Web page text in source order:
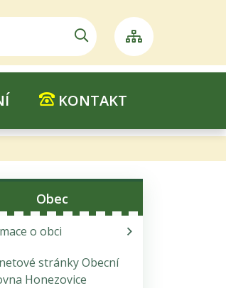
Hledat
KONTAKT
Obec
o obci
stránky Obecní
Honezovice